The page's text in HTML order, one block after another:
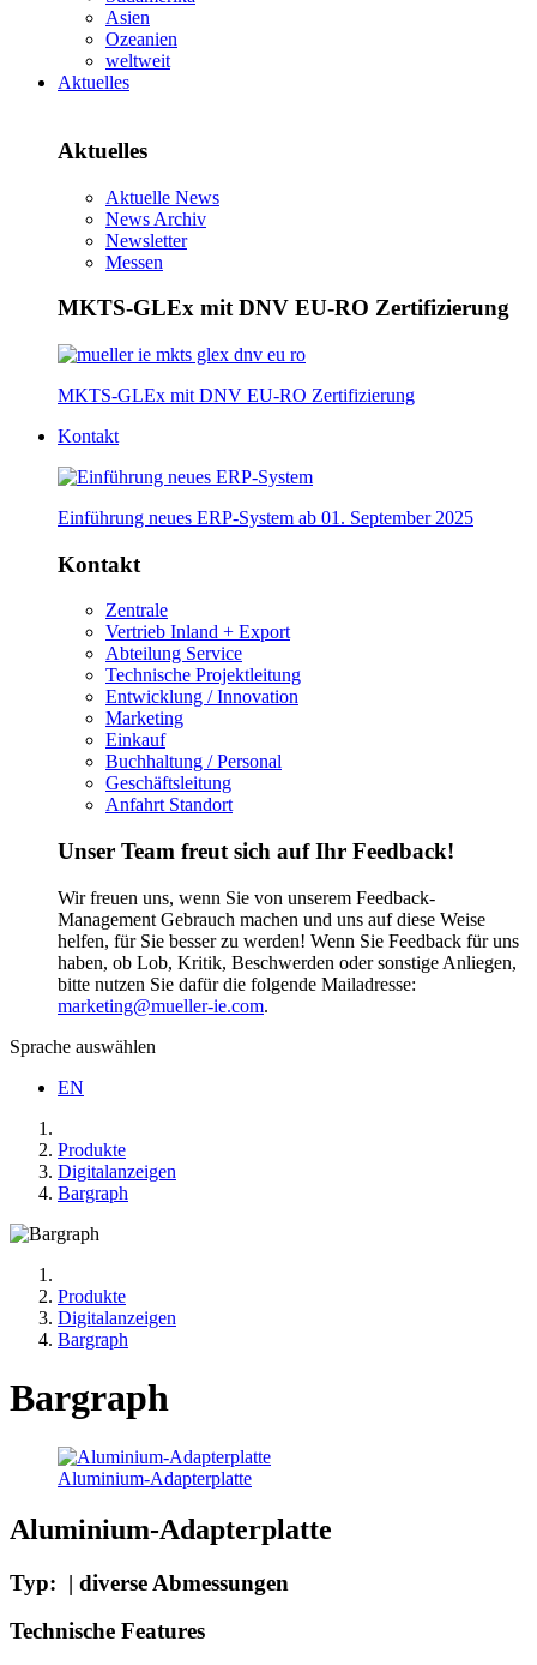
Asien
Ozeanien
weltweit
Aktuelles
Aktuelles
Aktuelle News
News Archiv
Newsletter
Messen
MKTS-GLEx mit DNV EU-RO Zertifizierung
MKTS-GLEx mit DNV EU-RO Zertifizierung
Kontakt
Einführung neues ERP-System ab 01. September 2025
Kontakt
Zentrale
Vertrieb Inland + Export
Abteilung Service
Technische Projektleitung
Entwicklung / Innovation
Marketing
Einkauf
Buchhaltung / Personal
Geschäftsleitung
Anfahrt Standort
Unser Team freut sich auf Ihr Feedback!
Wir freuen uns, wenn Sie von unserem Feedback-
Management Gebrauch machen und uns auf diese Weise
helfen, für Sie besser zu werden! Wenn Sie Feedback für uns
haben, ob Lob, Kritik, Beschwerden oder sonstige Anliegen,
bitte nutzen Sie dafür die folgende Mailadresse:
marketing@mueller-ie.com.
Sprache auswählen
EN
Produkte
Digitalanzeigen
Bargraph
Produkte
Digitalanzeigen
Bargraph
Bargraph
Aluminium-Adapterplatte
Aluminium-Adapterplatte
Typ: | diverse Abmessungen
Technische Features